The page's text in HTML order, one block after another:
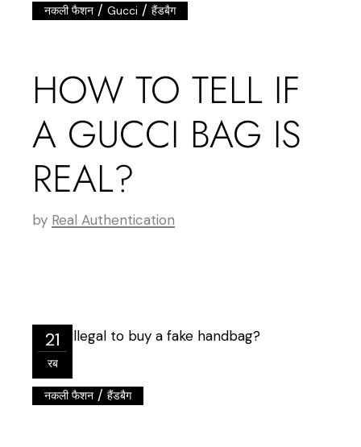
नकली फैशन /Gucci /हैंडबैग
HOW TO TELL IF
A GUCCI BAG IS
REAL?
by Real Authentication
21
रब
नकली फैशन /हैंडबैग